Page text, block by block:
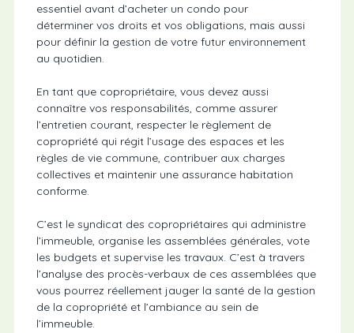
essentiel avant d’acheter un condo pour
déterminer vos droits et vos obligations, mais aussi
pour définir la gestion de votre futur environnement
au quotidien.
En tant que copropriétaire, vous devez aussi
connaître vos responsabilités, comme assurer
l’entretien courant, respecter le règlement de
copropriété qui régit l’usage des espaces et les
règles de vie commune, contribuer aux charges
collectives et maintenir une assurance habitation
conforme.
C’est le syndicat des copropriétaires qui administre
l’immeuble, organise les assemblées générales, vote
les budgets et supervise les travaux. C’est à travers
l’analyse des procès-verbaux de ces assemblées que
vous pourrez réellement jauger la santé de la gestion
de la copropriété et l’ambiance au sein de
l’immeuble.